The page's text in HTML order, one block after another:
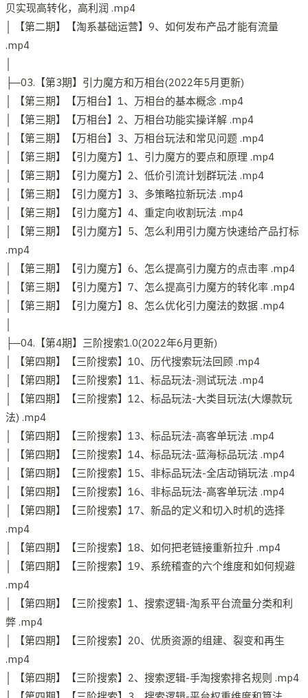
贝实现高转化，高利润 .mp4
│ 【第二期】【淘系基础运营】9、如何发布产品才能有流量
.mp4
├─03.【第3期】引力魔方和万相台(2022年5月更新)
│ 【第三期】【万相台】1、万相台的基本概念 .mp4
│ 【第三期】【万相台】2、万相台功能实操详解 .mp4
│ 【第三期】【万相台】3、万相台玩法和常见问题 .mp4
│ 【第三期】【引力魔方】1、引力魔方的要点和原理 .mp4
│ 【第三期】【引力魔方】2、低价引流计划群玩法 .mp4
│ 【第三期】【引力魔方】3、多策略拉新玩法 .mp4
│ 【第三期】【引力魔方】4、重定向收割玩法 .mp4
│ 【第三期】【引力魔方】5、怎么利用引力魔方快速给产品打标
.mp4
│ 【第三期】【引力魔方】6、怎么提高引力魔方的点击率 .mp4
│ 【第三期】【引力魔方】7、怎么提高引力魔方的转化率 .mp4
│ 【第三期】【引力魔方】8、怎么优化引力魔法的数据 .mp4
├─04.【第4期】三阶搜索1.0(2022年6月更新)
│ 【第四期】【三阶搜索】10、历代搜索玩法回顾 .mp4
│ 【第四期】【三阶搜索】11、标品玩法-测试玩法 .mp4
│ 【第四期】【三阶搜索】12、标品玩法-大类目玩法(大爆款玩
法) .mp4
│ 【第四期】【三阶搜索】13、标品玩法-高客单玩法 .mp4
│ 【第四期】【三阶搜索】14、标品玩法-蓝海标品玩法 .mp4
│ 【第四期】【三阶搜索】15、非标品玩法-全店动销玩法 .mp4
│ 【第四期】【三阶搜索】16、非标品玩法-高客单玩法 .mp4
│ 【第四期】【三阶搜索】17、新品的定义和切入时机的选择
.mp4
│ 【第四期】【三阶搜索】18、如何把老链接重新拉升 .mp4
│ 【第四期】【三阶搜索】19、系统稽查的六个维度和如何规避
.mp4
│ 【第四期】【三阶搜索】1、搜索逻辑-淘系平台流量分类和利
弊 .mp4
│ 【第四期】【三阶搜索】20、优质资源的组建、裂变和再生
.mp4
│ 【第四期】【三阶搜索】2、搜索逻辑-手淘搜索排名规则 .mp4